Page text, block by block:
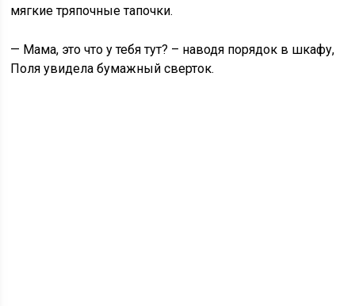
мягкие тряпочные тапочки.
— Мама, это что у тебя тут? – наводя порядок в шкафу,
Поля увидела бумажный сверток.